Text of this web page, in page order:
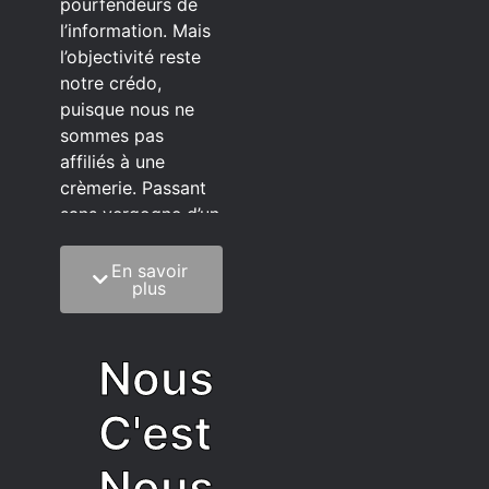
l’information. Mais
l’objectivité reste
notre crédo,
puisque nous ne
sommes pas
affiliés à une
crèmerie. Passant
sans vergogne d’un
C’est quoi notre
méthode?
sagesse de la
vieillesse à une
grosse dose
d’autodérision. On
est du pur produit
En savoir
plus
Nous
C'est